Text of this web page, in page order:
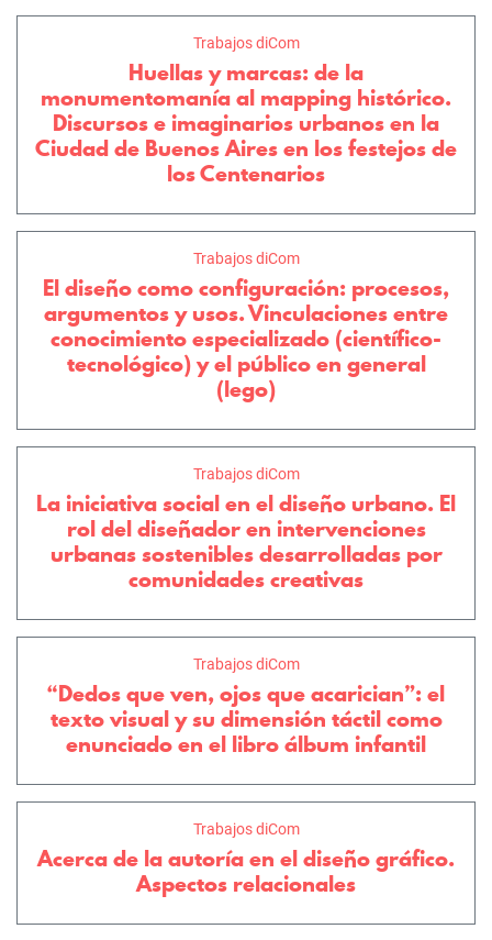
Trabajos diCom
Huellas y marcas: de la
monumentomanía al mapping histórico.
Discursos e imaginarios urbanos en la
Ciudad de Buenos Aires en los festejos de
los Centenarios
Trabajos diCom
El diseño como configuración: procesos,
argumentos y usos. Vinculaciones entre
conocimiento especializado (científico-
tecnológico) y el público en general
(lego)
Trabajos diCom
La iniciativa social en el diseño urbano. El
rol del diseñador en intervenciones
urbanas sostenibles desarrolladas por
comunidades creativas
Trabajos diCom
“Dedos que ven, ojos que acarician”: el
texto visual y su dimensión táctil como
enunciado en el libro álbum infantil
Trabajos diCom
Acerca de la autoría en el diseño gráfico.
Aspectos relacionales